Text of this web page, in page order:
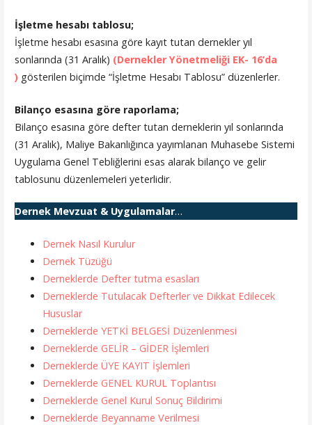
İşletme hesabı tablosu;
İşletme hesabı esasına göre kayıt tutan dernekler yıl
sonlarında (31 Aralık) (Dernekler Yönetmeliği EK- 16’da
) gösterilen biçimde “İşletme Hesabı Tablosu” düzenlerler.
Bilanço esasına göre raporlama;
Bilanço esasına göre defter tutan derneklerin yıl sonlarında
(31 Aralık), Maliye Bakanlığınca yayımlanan Muhasebe Sistemi
Uygulama Genel Tebliğlerini esas alarak bilanço ve gelir
tablosunu düzenlemeleri yeterlidir.
Dernek Mevzuat & Uygulamalar…
Dernek Nasıl Kurulur
Dernek Tüzüğü
Derneklerde Defter tutma esasları
Derneklerde Tutulacak Defterler ve Dikkat Edilecek
Hususlar
Derneklerde YETKİ BELGESİ Düzenlenmesi
Derneklerde GELİR – GİDER İşlemleri
Derneklerde ÜYE KAYIT İşlemleri
Derneklerde GENEL KURUL Toplantısı
Derneklerde Genel Kurul Sonuç Bildirimi
Derneklerde Beyanname Verilmesi